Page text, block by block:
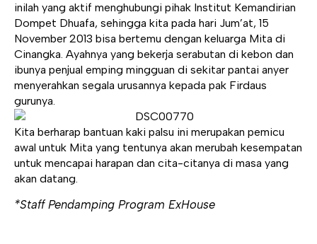
inilah yang aktif menghubungi pihak Institut Kemandirian
Dompet Dhuafa, sehingga kita pada hari Jum’at, 15
November 2013 bisa bertemu dengan keluarga Mita di
Cinangka. Ayahnya yang bekerja serabutan di kebon dan
ibunya penjual emping mingguan di sekitar pantai anyer
menyerahkan segala urusannya kepada pak Firdaus
gurunya.
Kita berharap bantuan kaki palsu ini merupakan pemicu
awal untuk Mita yang tentunya akan merubah kesempatan
untuk mencapai harapan dan cita-citanya di masa yang
akan datang.
*Staff Pendamping Program ExHouse